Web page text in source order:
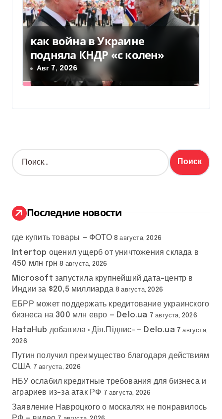
как война в Украине
подняла КНДР «с колен»
Авг 7, 2026
Н
а
:
Последние новости
где купить товары — ФОТО 8 августа, 2026
Intertop оценил ущерб от уничтожения склада в
450 млн грн 8 августа, 2026
Microsoft запустила крупнейший дата-центр в
Индии за $20,5 миллиарда 8 августа, 2026
ЕБРР может поддержать кредитование украинского
бизнеса на 300 млн евро — Delo.ua 7 августа, 2026
HataHub добавила «Дія.Підпис» — Delo.ua 7 августа,
2026
Путин получил преимущество благодаря действиям
США 7 августа, 2026
НБУ ослабил кредитные требования для бизнеса и
аграриев из-за атак РФ 7 августа, 2026
Заявление Навроцкого о москалях не понравилось